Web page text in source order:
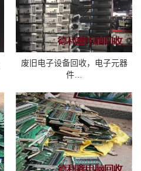
废旧电子设备回收，电子元器
件…